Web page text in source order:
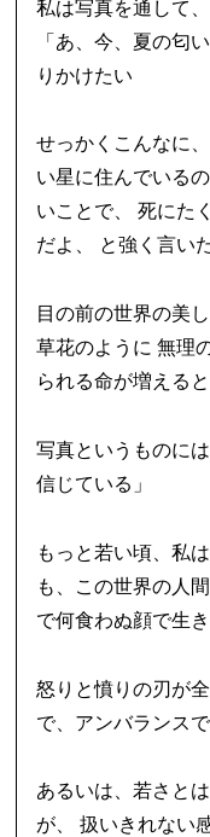
私は写真を通して
「あ、今、夏の匂
りかけたい
せっかくこんなに
い星に住んでいる
いことで、 死にた
だよ、 と強く言い
目の前の世界の美
草花のように 無理
られる命が増える
写真というものに
信じている」
もっと若い頃、私
も、この世界の人
で何食わぬ顔で生
怒りと憤りの刃が
で、アンバランス
あるいは、若さと
が、 扱いきれない